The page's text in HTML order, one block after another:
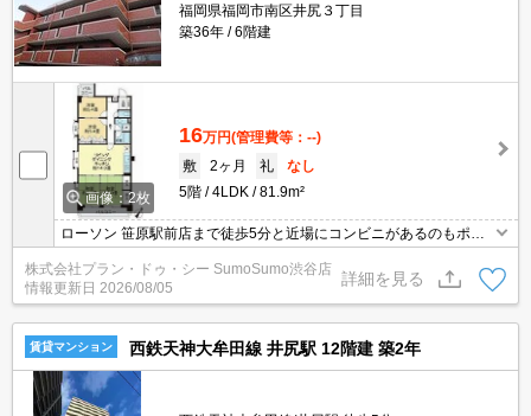
福岡県福岡市南区井尻３丁目
築36年
6階建
画像：2枚
16万円(管理費等：--)
敷
2ヶ月 礼
なし
5階
4LDK 81.9m²
ローソン 笹原駅前店まで徒歩5分と近場にコンビニがあるのもポイ
ント。予期していなかった荷物が届いた場合でも宅配ボックスがあ
るので日時を問わずいつでも利用することが可能です。シンク下の
スペースをより無駄なく利用できるシステムキッチンを採用してお
ります。
株式会社プラン・ドゥ・シー SumoSumo渋谷店
情報更新日 2026/08/05
詳細を見る
賃貸マンション 西鉄天神大牟田線 井尻駅 12階建 築2年